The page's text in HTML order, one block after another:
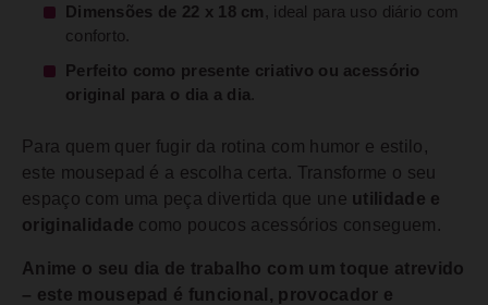
Dimensões de 22 x 18 cm , ideal para uso diário com
conforto.
Perfeito como presente criativo ou acessório
original para o dia a dia
Para quem quer fugir da rotina com humor e estilo,
este mousepad é a escolha certa. Transforme o seu
espaço com uma peça divertida que une utilidade e
originalidade como poucos acessórios conseguem.
Anime o seu dia de trabalho com um toque atrevido
– este mousepad é funcional, provocador e